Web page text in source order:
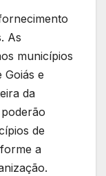
As
municípios
Goiás e
da
de
a